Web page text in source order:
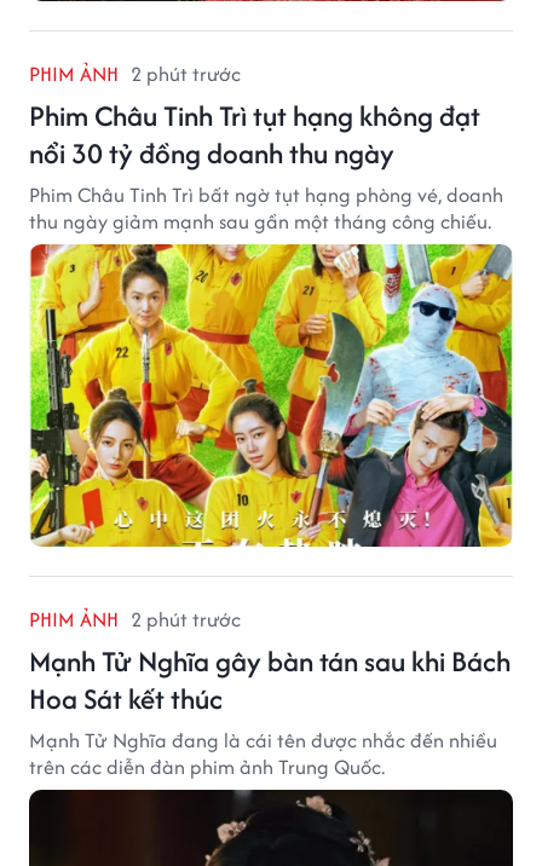
PHIM ẢNH 2 phút trước
Phim Châu Tinh Trì tụt hạng không đạt
nổi 30 tỷ đồng doanh thu ngày
Phim Châu Tinh Trì bất ngờ tụt hạng phòng vé, doanh
thu ngày giảm mạnh sau gần một tháng công chiếu.
PHIM ẢNH 2 phút trước
Mạnh Tử Nghĩa gây bàn tán sau khi Bách
Hoa Sát kết thúc
Mạnh Tử Nghĩa đang là cái tên được nhắc đến nhiều
trên các diễn đàn phim ảnh Trung Quốc.